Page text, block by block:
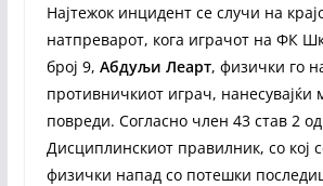
Најтежок инцидент се случи на
натпреварот, кога играчот на ФК
број 9, Абдуљи Леарт, физички го
противничкиот играч, нанесувајќи
повреди. Согласно член 43 став 2 од
Дисциплинскиот правилник, со кој
физички напад со потешки